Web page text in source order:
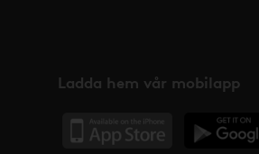
Ladda hem vår mobilapp